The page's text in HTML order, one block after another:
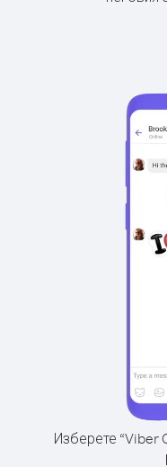
Изберете “Viber